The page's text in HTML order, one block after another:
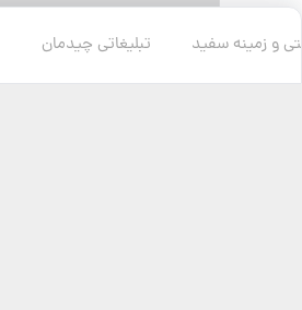
و زمینه سفید تبلیغاتی چیدمان